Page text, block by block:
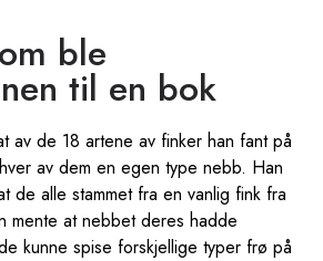
ble
til en bok
av de 18 artene av finker han fant på
av dem en egen type nebb. Han
de alle stammet fra en vanlig fink fra
mente at nebbet deres hadde
kunne spise forskjellige typer frø på